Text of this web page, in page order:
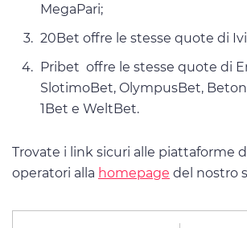
MegaPari;
20Bet offre le stesse quote di
Pribet offre le stesse quote di
SlotimoBet, OlympusBet,
1Bet e WeltBet.
Trovate i link sicuri alle piattaforme
operatori alla homepage del nostro